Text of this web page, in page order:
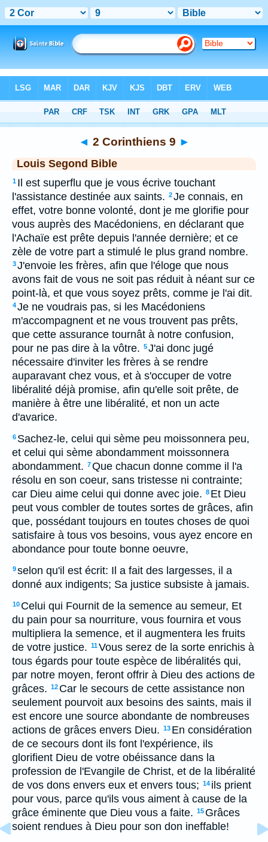
> 2 Corinthiens 9
◄ 2 Corinthiens 9 ►
Louis Segond Bible
1 Il est superflu que je vous écrive touchant
l'assistance destinée aux saints. 2Je connais, en
effet, votre bonne volonté, dont je me glorifie pour
vous auprès des Macédoniens, en déclarant que
l'Achaïe est prête depuis l'année dernière; et ce
zèle de votre part a stimulé le plus grand nombre.
3J'envoie les frères, afin que l'éloge que nous
avons fait de vous ne soit pas réduit à néant sur ce
point-là, et que vous soyez prêts, comme je l'ai dit.
4Je ne voudrais pas, si les Macédoniens
m'accompagnent et ne vous trouvent pas prêts,
que cette assurance tournât à notre confusion,
pour ne pas dire à la vôtre. 5J'ai donc jugé
nécessaire d'inviter les frères à se rendre
auparavant chez vous, et à s'occuper de votre
libéralité déjà promise, afin qu'elle soit prête, de
manière à être une libéralité, et non un acte
d'avarice.
6 Sachez-le, celui qui sème peu moissonnera peu,
et celui qui sème abondamment moissonnera
abondamment. 7Que chacun donne comme il l'a
résolu en son coeur, sans tristesse ni contrainte;
car Dieu aime celui qui donne avec joie. 8 Et Dieu
peut vous combler de toutes sortes de grâces, afin
que, possédant toujours en toutes choses de quoi
satisfaire à tous vos besoins, vous ayez encore en
abondance pour toute bonne oeuvre,
9selon qu'il est écrit: Il a fait des largesses, il a
donné aux indigents; Sa justice subsiste à jamais.
10 Celui qui Fournit de la semence au semeur, Et
du pain pour sa nourriture, vous fournira et vous
multipliera la semence, et il augmentera les fruits
de votre justice. 11Vous serez de la sorte enrichis à
tous égards pour toute espèce de libéralités qui,
par notre moyen, feront offrir à Dieu des actions de
grâces. 12 Car le secours de cette assistance non
seulement pourvoit aux besoins des saints, mais il
est encore une source abondante de nombreuses
actions de grâces envers Dieu. 13 En considération
de ce secours dont ils font l'expérience, ils
glorifient Dieu de votre obéissance dans la
profession de l'Evangile de Christ, et de la libéralité
de vos dons envers eux et envers tous; 14 ils prient
pour vous, parce qu'ils vous aiment à cause de la
grâce éminente que Dieu vous a faite. 15 Grâces
soient rendues à Dieu pour son don ineffable!